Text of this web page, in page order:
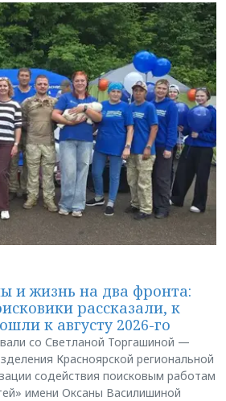
и жизнь на два фронта:
рассказали, к
к августу 2026-го
со Светланой Торгашиной —
Красноярской региональной
содействия поисковым работам
имени Оксаны Василишиной